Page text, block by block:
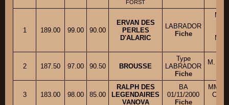
FORST
1 189.00 99.00 90.00
ERVAN DES
PERLES
D'ALARIC
LABRADOR
Fiche
M.
M.
2 187.50 97.00 90.50 BROUSSE
Type
LABRADOR
Fiche
M.
3 183.00 98.00 85.00
RALPH DES
LEGENDAIRES
VANOVA
BA
01/11/2000
Fiche
MM.